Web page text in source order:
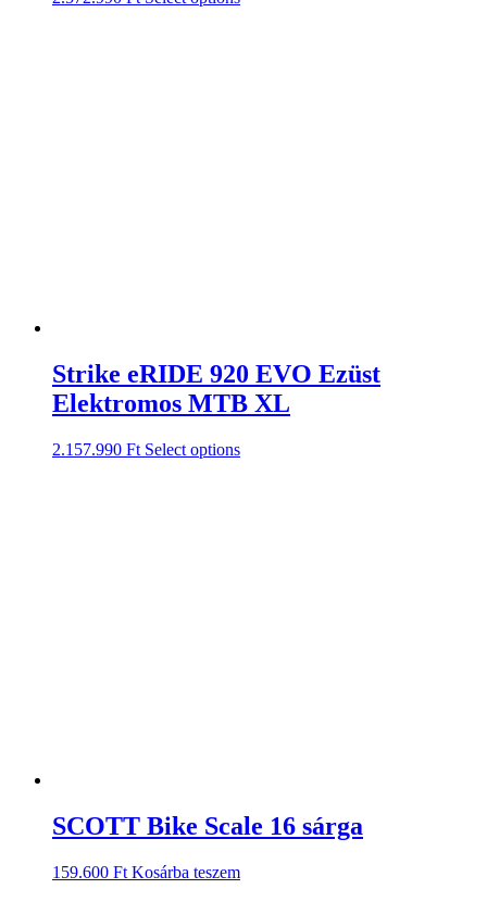
Strike eRIDE 920 EVO Ezüst
Elektromos MTB XL
2.157.990 Ft Select options
SCOTT Bike Scale 16 sárga
159.600 Ft Kosárba teszem